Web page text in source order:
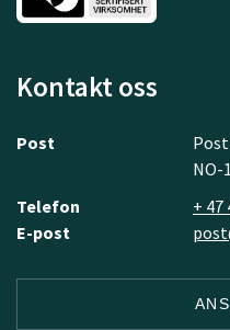
Kontakt oss
Post
NO-
Telefon
+ 47
E-post